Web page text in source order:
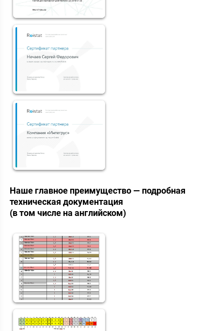
Наше главное преимущество — подробная
техническая документация
(в том числе на английском)